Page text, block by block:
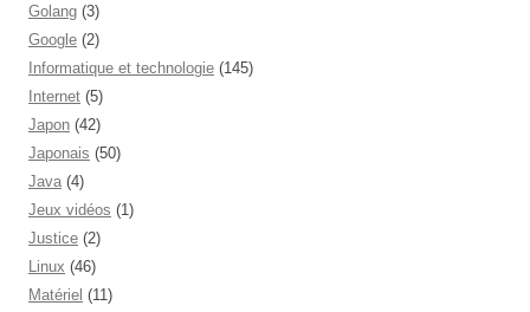
Golang (3)
Google (2)
Informatique et technologie (145)
Internet (5)
Japon (42)
Japonais (50)
Java (4)
Jeux vidéos (1)
Justice (2)
Linux (46)
Matériel (11)